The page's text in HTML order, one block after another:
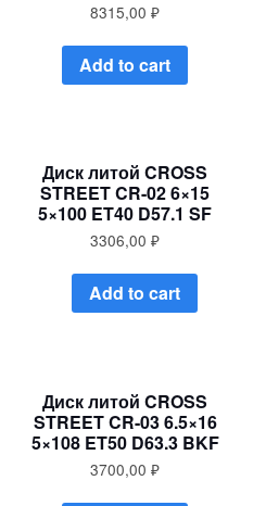
8315,00₽
Add to cart
Диск литой CROSS
STREET CR-02 6×15
5×100 ET40 D57.1 SF
3306,00₽
Add to cart
Диск литой CROSS
STREET CR-03 6.5×16
5×108 ET50 D63.3 BKF
3700,00₽